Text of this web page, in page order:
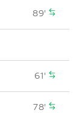
89'
61'
78'